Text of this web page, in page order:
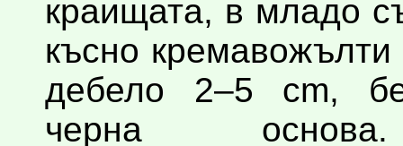
краищата, в младо
късно
дебело 2–5 cm,
черна